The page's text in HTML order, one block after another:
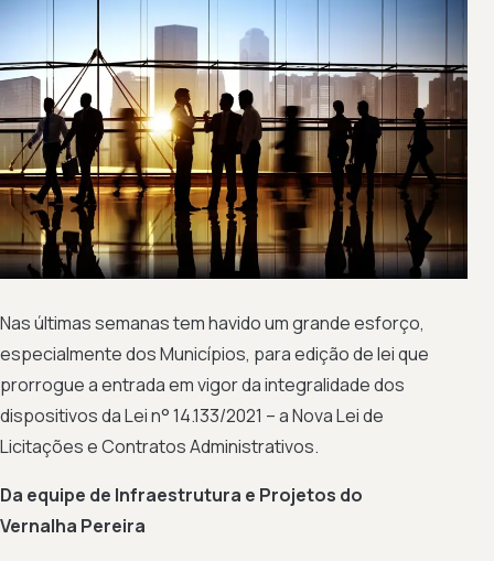
Nas últimas semanas tem havido um grande esforço,
especialmente dos Municípios, para edição de lei que
prorrogue a entrada em vigor da integralidade dos
dispositivos da Lei n° 14.133/2021 – a Nova Lei de
Licitações e Contratos Administrativos.
Da equipe de Infraestrutura e Projetos do
Vernalha Pereira